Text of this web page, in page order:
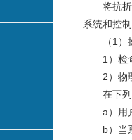
将抗折抗
系统和控
（1）操
1）检查
2）物
在下列
a）用户
b）当系